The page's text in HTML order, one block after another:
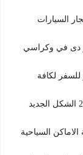
لايجار السيارات
و دى في وكراسي
وجاهز للسفر لكافة
ايجار اتوبيس مرسيدس – باص 33 فرد موديل 2020 الشكل الجديد
السياحية